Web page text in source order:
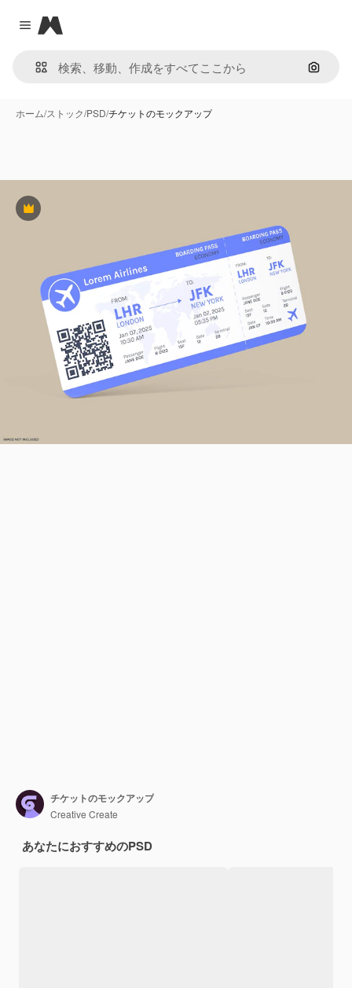
Close menu
Magnific
画像で
ホーム/ストック/PSD/チケットのモックアップ
Premium
チケットのモックアップ
Creative Create
あなたにおすすめのPSD